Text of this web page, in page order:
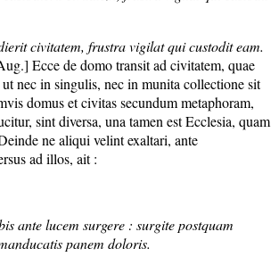
civitatem, frustra vigilat qui custodit eam.
Ecce de domo transit ad civitatem, quae
nec in singulis, nec in munita collectione sit
domus et civitas secundum metaphoram,
sint diversa, una tamen est Ecclesia, quam
ne aliqui velint exaltari, ante
ad illos, ait :
ante lucem surgere : surgite postquam
panem doloris.